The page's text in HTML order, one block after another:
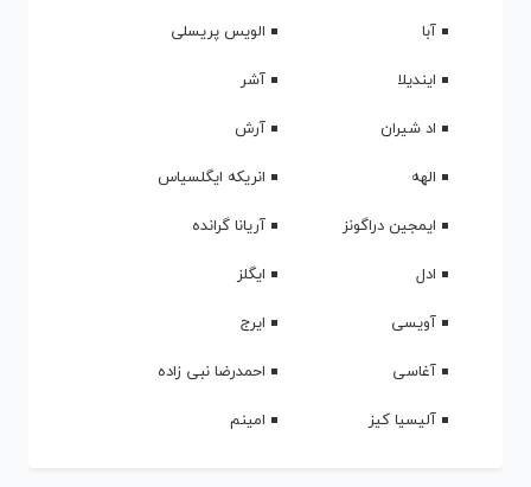
آبا
الویس پریسلی
ایندیلا
آشر
اد شیران
آرش
الهه
انریکه ایگلسیاس
ایمجین دراگونز
آریانا گرانده
ادل
ایگلز
آویسی
ایرج
آغاسی
احمدرضا نبی زاده
آلیسیا کیز
امینم